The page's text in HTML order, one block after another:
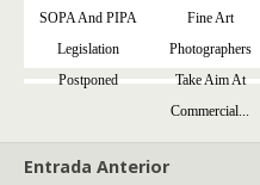
SOPA And PIPA
Legislation
Postponed
Fine Art
Photographers
Take Aim At
Commercial...
Entrada Anterior